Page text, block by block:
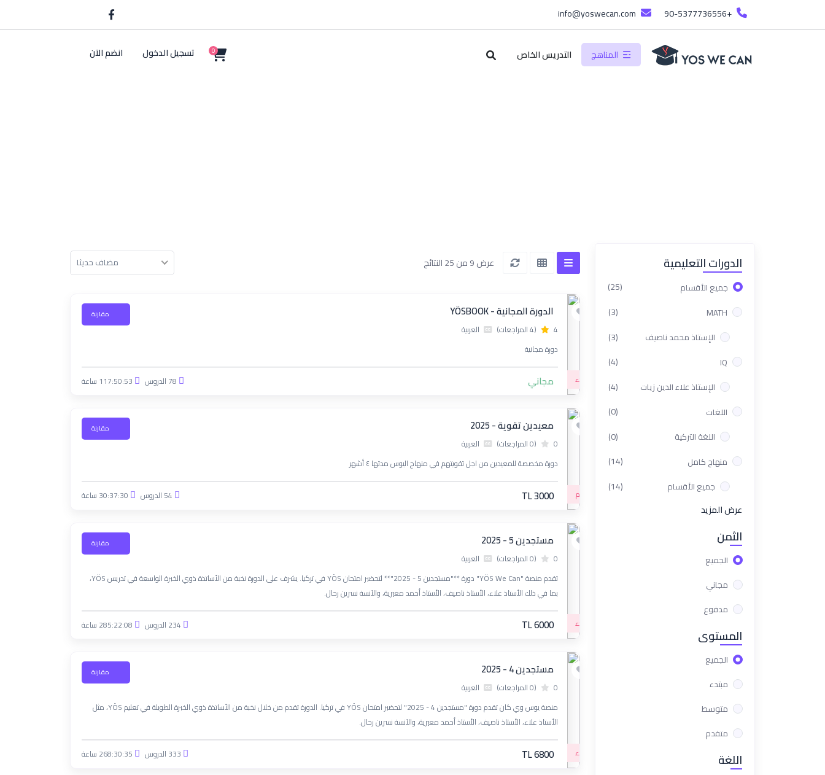
+90-5377736556
المناهج التدريس الخاص 0 تسجيل الدخول انضم الآن
الدورات التعليمية
جميع الأقسام (25)
MATH
(3)
الإستاذ محمد ناصيف (3)
IQ
(4)
الإستاذ علاء الدين زيات (4)
اللغات (0)
اللغة التركية (0)
منهاج كامل (14)
جميع الأقسام
(14)
عرض المزيد
الثمن
الجميع
مجاني
مدفوع
المستوى
الجميع
مبتدء
متوسط
متقدم
اللغة
عرض 9 من 25 النتائج مضاف حديثا
مبتدء
الدورة المجانية - YÖSBOOK مقارنة
4 (4 المراجعات)
العربية
دورة مجانية
مجاني
متقدم
معيدين تقوية - 2025 مقارنة
0 (0 المراجعات)
العربية
دورة مخصصة للمعيدين من اجل تقويتهم في منهاج اليوس مدتها ٤ أشهر
TL 3000
مبتدء
مستجدين 5 - 2025 مقارنة
0 (0 المراجعات)
العربية
تقدم منصة "YÖS We Can" دورة **"مستجدين 5 - 2025"** لتحضير امتحان YÖS في تركيا. يشرف على الدورة نخبة من الأساتذة ذوي الخبرة الواسعة في تدريس YÖS،
بما في ذلك الأستاذ علاء، الأستاذ ناصيف، الأستاذ أحمد معيرية، والآنسة نسرين رحال.
TL 6000
مبتدء
مستجدين 4 - 2025 مقارنة
0 (0 المراجعات)
العربية
منصة يوس وي كان تقدم دورة "مستجدين 4 - 2025" لتحضير امتحان YÖS في تركيا. الدورة تقدم من خلال نخبة من الأساتذة ذوي الخبرة الطويلة في تعليم YÖS، مثل
الأستاذ علاء، الأستاذ ناصيف، الأستاذ أحمد معيرية، والآنسة نسرين رحال.
TL 6800